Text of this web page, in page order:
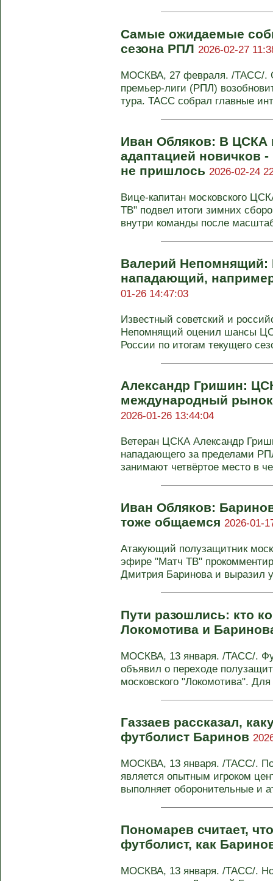
Самые ожидаемые
сезона РПЛ 2026-02-27
МОСКВА, 27 февраля. /ТАСС/.
премьер-лиги (РПЛ)
тура. ТАСС собрал главные
Иван Обляков: В ЦСКА
адаптацией новичков
не пришлось 2026-02-24
Вице-капитан московского
ТВ" подвел итоги зимних
внутри команды после
Валерий
нападающий,
01-26 14:47:03
Известный советский и
Непомнящий оценил шансы
России по итогам текущего
Александр Гришин:
международный
2026-01-26 13:44:04
Ветеран ЦСКА Александр
нападающего за пределами
занимают четвёртое место в
Иван Обляков:
тоже общаемся 2026-01-
Атакующий полузащитник
эфире "Матч ТВ"
Дмитрия Баринова и выразил
Пути разошлись: кто
Локомотива и
МОСКВА, 13 января. /ТАСС/.
объявил о переходе
московского "Локомотива".
Газзаев рассказал,
футболист Баринов
МОСКВА, 13 января. /ТАСС/.
является опытным игроком
выполняет оборонительные и
Пономарев считает,
футболист, как
МОСКВА, 13 января. /ТАСС/.